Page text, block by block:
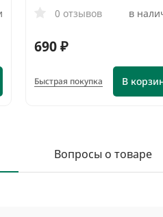
0 отзывов в
690 ₽
В
Быстрая покупка
Вопросы о товаре